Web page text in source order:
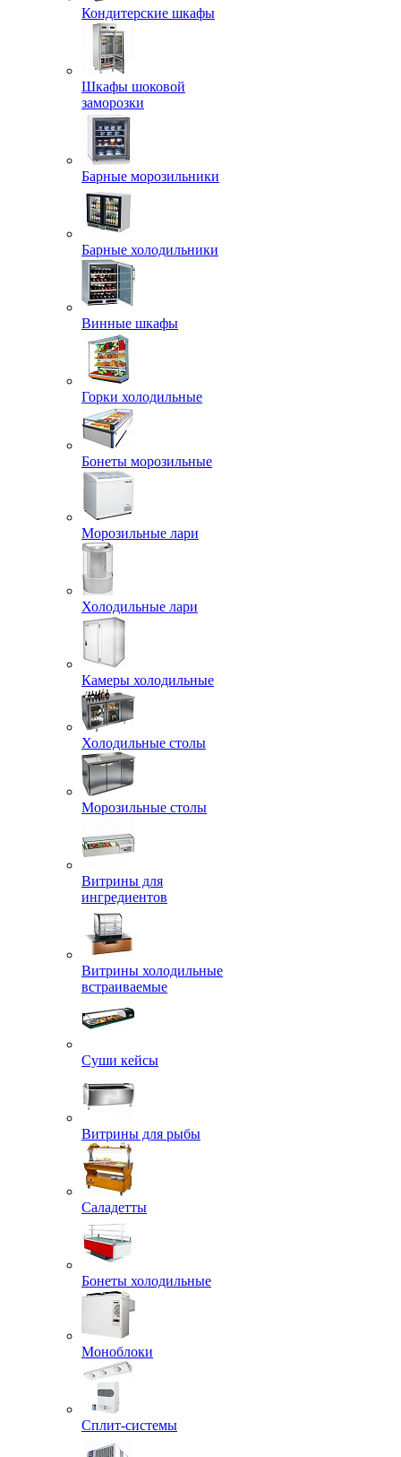
Кондитерские шкафы
Шкафы шоковой
заморозки
Барные морозильники
Барные холодильники
Винные шкафы
Горки холодильные
Бонеты морозильные
Морозильные лари
Холодильные лари
Камеры холодильные
Холодильные столы
Морозильные столы
Витрины для
ингредиентов
Витрины холодильные
встраиваемые
Суши кейсы
Витрины для рыбы
Саладетты
Бонеты холодильные
Моноблоки
Сплит-системы